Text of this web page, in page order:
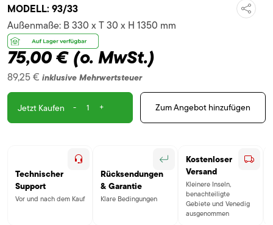
MODELL: 93/33
Außenmaße: B 330 x T 30 x H 1350 mm
75,00 €(o. MwSt.)
89,25 € inklusive Mehrwertsteuer
Jetzt Kaufen - + Zum Angebot hinzufügen
Technischer
Support
Vor und nach dem Kauf
Rücksendungen
& Garantie
Klare Bedingungen
Kostenloser
Versand
Kleinere Inseln,
benachteiligte
Gebiete und Venedig
ausgenommen